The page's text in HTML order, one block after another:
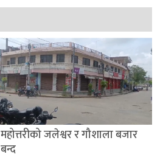
महोत्तरीको जलेश्वर र गौशाला बजार
बन्द